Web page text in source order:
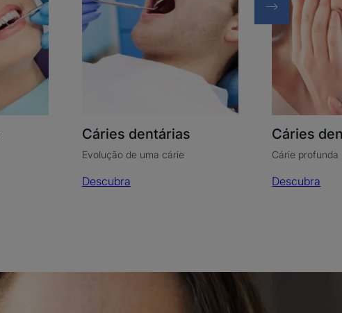
Cáries dentárias
Evolução de uma cárie
Descubra
Cáries
Cárie profunda
Descubra